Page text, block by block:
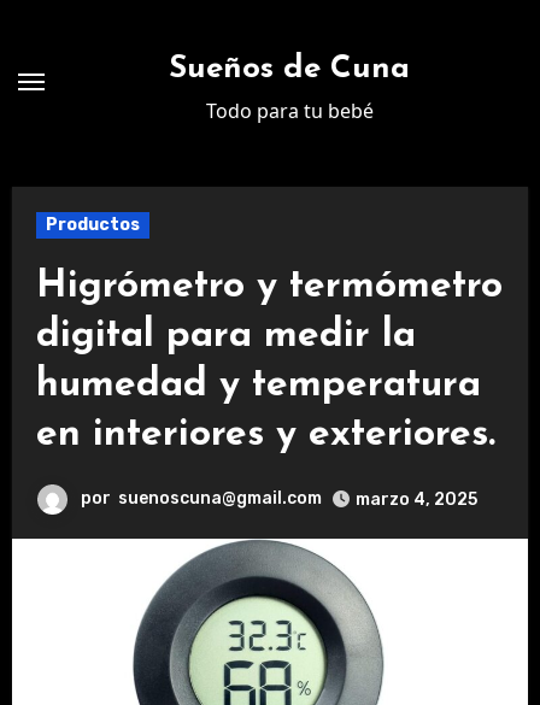
contenido
Sueños de Cuna
Todo para tu bebé
Productos
Higrómetro y termómetro
digital para medir la
humedad y temperatura
en interiores y exteriores.
por suenoscuna@gmail.com marzo 4, 2025